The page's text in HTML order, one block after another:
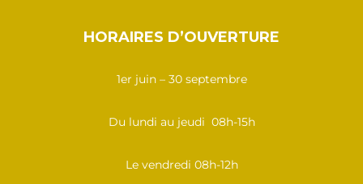
HORAIRES D’OUVERTURE
1er juin – 30 septembre
Du lundi au jeudi 08h-15h
Le vendredi 08h-12h